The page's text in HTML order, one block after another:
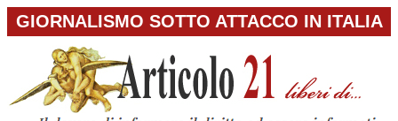
Skip
to
content
GIORNALISMO SOTTO ATTACCO IN ITALIA